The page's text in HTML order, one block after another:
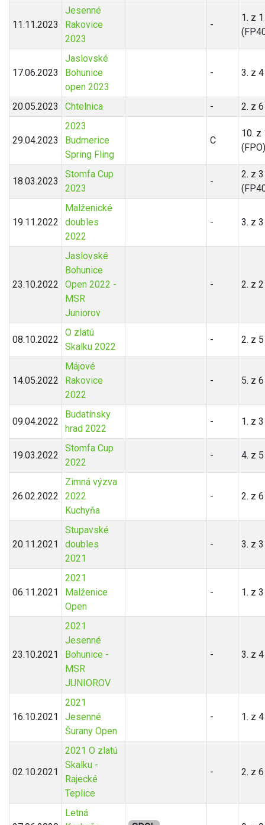
11.11.2023
Jesenné
Rakovice
2023
-
1. z 1
17.06.2023
Jaslovské
Bohunice
open 2023
- 3. z
20.05.2023 Chtelnica - 2. z
29.04.2023
2023
Budmerice
Spring Fling
C
10. z
(FPO)
18.03.2023
Stomfa Cup
2023
-
2. z 3
19.11.2022
Malženické
doubles
2022
- 3. z
23.10.2022
Jaslovské
Bohunice
Open 2022 -
MSR
Juniorov
- 2. z
08.10.2022
O zlatú
Skalku 2022
- 2. z
14.05.2022
Májové
Rakovice
2022
- 5. z
09.04.2022
Budatínsky
hrad 2022
- 1. z
19.03.2022
Stomfa Cup
2022
- 4. z
26.02.2022
Zimná výzva
2022
Kuchyňa
- 2. z
20.11.2021
Stupavské
doubles
2021
- 3. z
06.11.2021
2021
Malženice
Open
- 1. z
23.10.2021
2021
Jesenné
Bohunice -
MSR
JUNIOROV
- 3. z
16.10.2021
2021
Jesenné
Šurany Open
- 1. z
02.10.2021
2021 O zlatú
Skalku -
Rajecké
Teplice
- 2. z
Letná